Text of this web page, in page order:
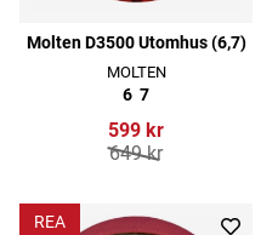
Molten D3500 Utomhus (6,7)
MOLTEN
6 7
599 kr
649 kr
REA